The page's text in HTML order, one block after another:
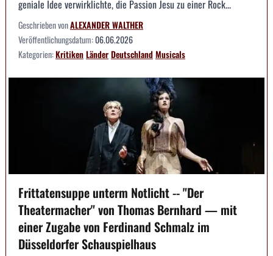
geniale Idee verwirklichte, die Passion Jesu zu einer Rock...
Geschrieben vonALEXANDER WALTHER
Veröffentlichungsdatum:06.06.2026
Kategorien:KritikenLänderDeutschlandMusicals
Frittatensuppe unterm Notlicht -- "Der
Theatermacher" von Thomas Bernhard — mit
einer Zugabe von Ferdinand Schmalz im
Düsseldorfer Schauspielhaus